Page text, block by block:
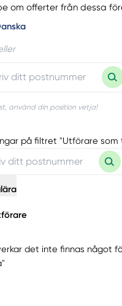
om offerter från dessa
använd din position vetja!
på filtret "Utförare som
det inte finnas något